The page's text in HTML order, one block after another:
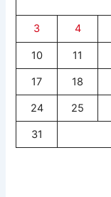
3 4
10 11
17 18
24 25
31